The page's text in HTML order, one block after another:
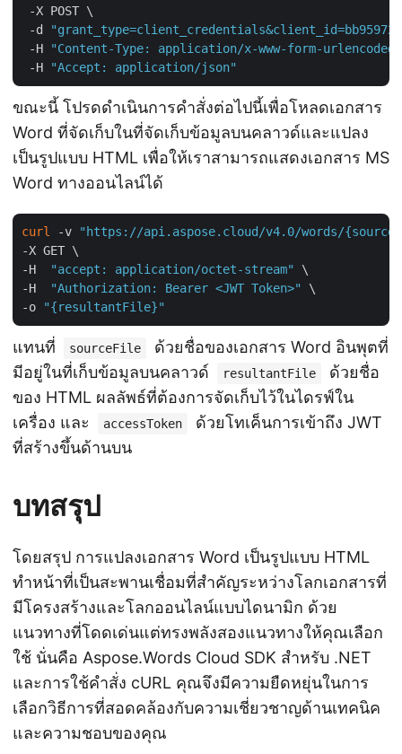
-X POST \
-d
"grant_type=client_credentials&client_id=bb959721-
-H
"Content-Type: application/x-www-form-urlencoded"
-H
"Accept: application/json"
ขณะนี้ โปรดดำเนินการคำสั่งต่อไปนี้เพื่อโหลดเอกสาร
Word ที่จัดเก็บในที่จัดเก็บข้อมูลบนคลาวด์และแปลง
เป็นรูปแบบ HTML เพื่อให้เราสามารถแสดงเอกสาร MS
Word ทางออนไลน์ได้
curl -v
"https://api.aspose.cloud/v4.0/words/
-X GET \
-H
"accept: application/octet-stream"
\
-H
"Authorization: Bearer <JWT Token>"
\
-o
"{resultantFile}"
แทนที่ sourceFile
ด้วยชื่อของเอกสาร Word อินพุตที่
มีอยู่ในที่เก็บข้อมูลบนคลาวด์
resultantFile
ด้วยชื่อ
ของ HTML ผลลัพธ์ที่ต้องการจัดเก็บไว้ในไดรฟ์ใน
เครื่อง และ
accessToken
ด้วยโทเค็นการเข้าถึง JWT
ที่สร้างขึ้นด้านบน
บทสรุป
โดยสรุป การแปลงเอกสาร Word เป็นรูปแบบ HTML
ทำหน้าที่เป็นสะพานเชื่อมที่สำคัญระหว่างโลกเอกสารที่
มีโครงสร้างและโลกออนไลน์แบบไดนามิก ด้วย
แนวทางที่โดดเด่นแต่ทรงพลังสองแนวทางให้คุณเลือก
ใช้ นั่นคือ Aspose.Words Cloud SDK สำหรับ .NET
และการใช้คำสั่ง cURL คุณจึงมีความยืดหยุ่นในการ
เลือกวิธีการที่สอดคล้องกับความเชี่ยวชาญด้านเทคนิค
และความชอบของคุณ